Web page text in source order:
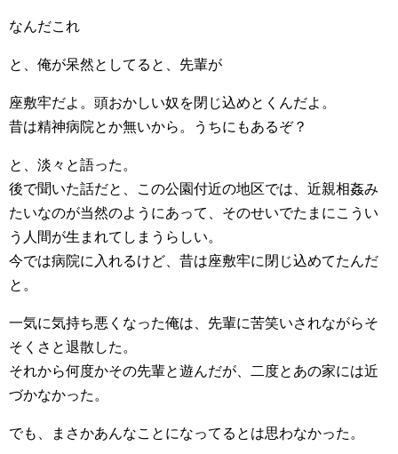
なんだこれ
と、俺が呆然としてると、先輩が
座敷牢だよ。頭おかしい奴を閉じ込めとくんだよ。
昔は精神病院とか無いから。うちにもあるぞ？
と、淡々と語った。
後で聞いた話だと、この公園付近の地区では、近親相姦み
たいなのが当然のようにあって、そのせいでたまにこうい
う人間が生まれてしまうらしい。
今では病院に入れるけど、昔は座敷牢に閉じ込めてたんだ
と。
一気に気持ち悪くなった俺は、先輩に苦笑いされながらそ
そくさと退散した。
それから何度かその先輩と遊んだが、二度とあの家には近
づかなかった。
でも、まさかあんなことになってるとは思わなかった。